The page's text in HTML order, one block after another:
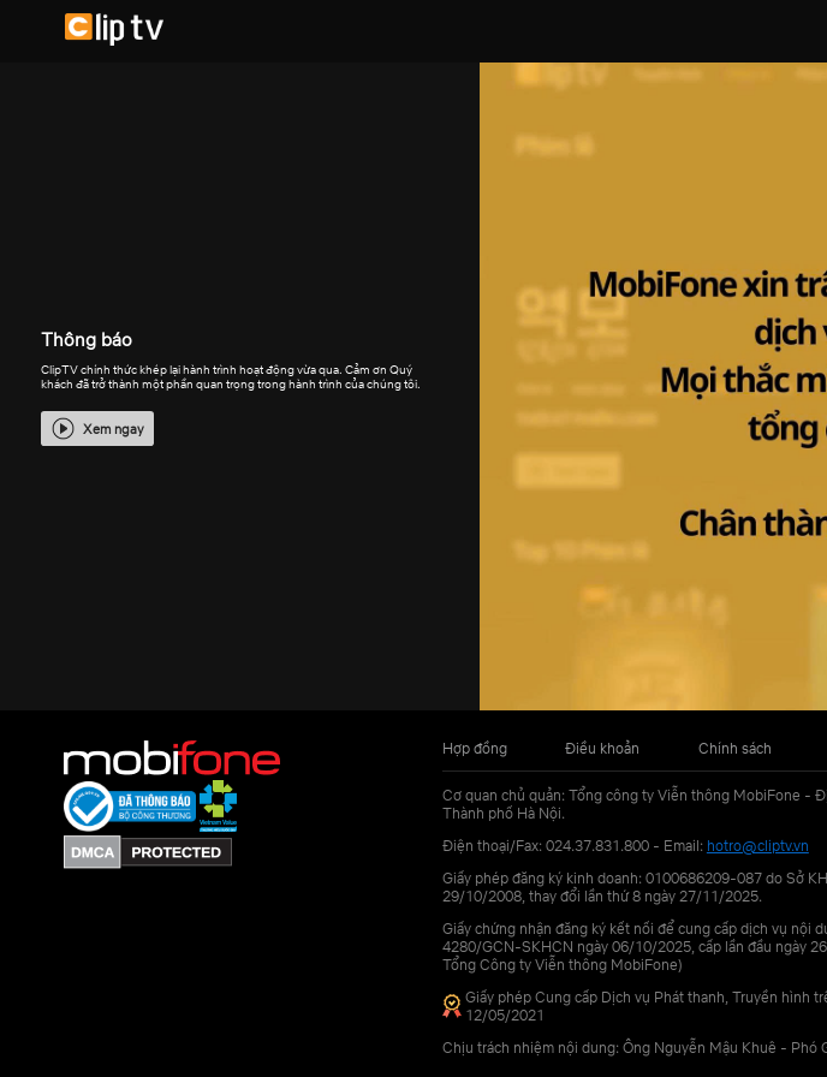
Thông báo
ClipTV chính thức khép lại hành trình hoạt động vừa qua. Cảm ơn Quý
khách đã trở thành một phần quan trọng trong hành trình của chúng tôi.
Xem ngay
Hợp đồng Điều khoản Chính sách
Cơ quan chủ quản: Tổng công ty Viễn thông MobiFone -
Thành phố Hà Nội.
Điện thoại/Fax: 024.37.831.800 - Email: hotro@cliptv.vn
Giấy phép đăng ký kinh doanh: 0100686209-087 do Sở
29/10/2008, thay đổi lần thứ 8 ngày 27/11/2025.
Giấy chứng nhận đăng ký kết nối để cung cấp dịch vụ nội
4280/GCN-SKHCN ngày 06/10/2025, cấp lần đầu ngày
Tổng Công ty Viễn thông MobiFone)
Giấy phép Cung cấp Dịch vụ Phát thanh, Truyền hình
12/05/2021
Chịu trách nhiệm nội dung: Ông Nguyễn Mậu Khuê - Phó